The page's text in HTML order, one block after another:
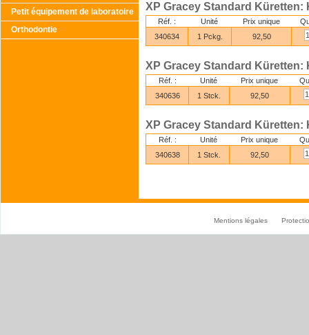
Petit équipement de laboratoire
Orthodontie
XP Gracey Standard Küretten:
Réf. : Unité Prix unique
340634
1 Pckg. 92,50
XP Gracey Standard Küretten:
Réf. : Unité Prix unique
340636
1 Stck. 92,50
XP Gracey Standard Küretten:
Réf. : Unité Prix unique
340638
1 Stck. 92,50
Mentions légales